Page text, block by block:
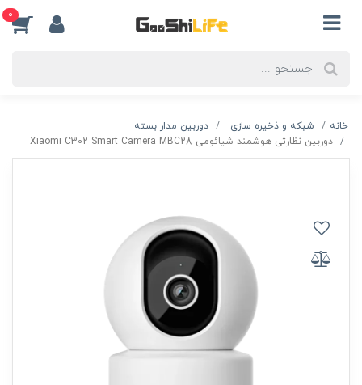
0
خانه شبکه و ذخیره سازی
دوربین مدار بسته
دوربین نظارتی هوشمند شیائومی Xiaomi C302 Smart Camera MBC28